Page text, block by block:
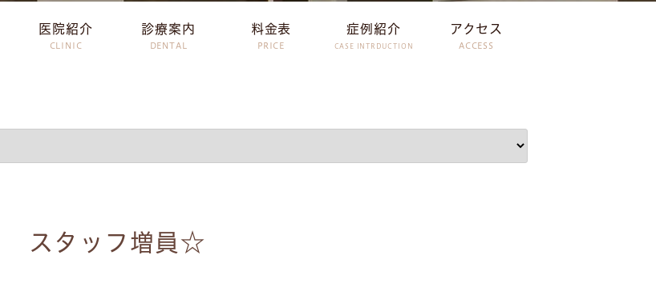
医院紹介
CLINIC
診療案内
DENTAL
料金表
PRICE
症例紹介
CASE INTRDUCTION
アクセス
ACCESS
スタッフ増員☆